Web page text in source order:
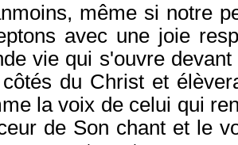
même si notre
avec une joie
vie qui s'ouvre
du Christ et
la voix de celui qui
de Son chant et le